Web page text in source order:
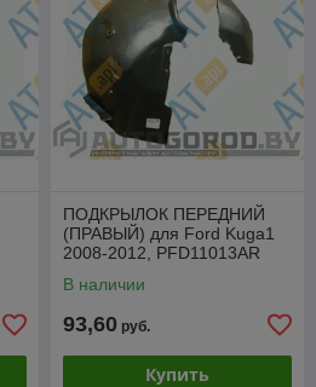
ПОДКРЫЛОК ПЕРЕДНИЙ
(ПРАВЫЙ) для Ford Kuga1
2008-2012, PFD11013AR
В наличии
93,60 руб.
Купить